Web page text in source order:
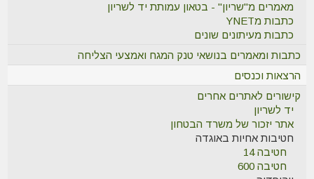
מאמרים מ"שריון" - בטאון עמותת יד לשריון
כתבות מYNET
כתבות מעיתונים שונים
כתבות ומאמרים בנושאי טנק המגח ואמצעי הצליחה
הרצאות וכנסים
קישורים לאתרים אחרים
יד לשריון
אתר יזכור של משרד הבטחון
חטיבות אחיות באוגדה
חטיבה 14
חטיבה 600